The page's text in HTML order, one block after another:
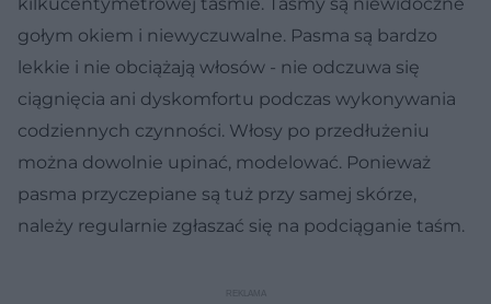
gołym okiem i niewyczuwalne. Pasma są bardzo
lekkie i nie obciążają włosów - nie odczuwa się
ciągnięcia ani dyskomfortu podczas wykonywania
codziennych czynności. Włosy po przedłużeniu
można dowolnie upinać, modelować. Ponieważ
pasma przyczepiane są tuż przy samej skórze,
należy regularnie zgłaszać się na podciąganie taśm.